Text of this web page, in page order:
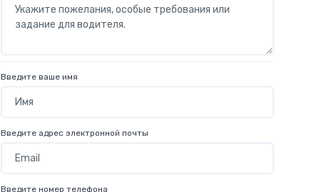
Введите ваше имя
Введите адрес электронной почты
Введите номер телефона